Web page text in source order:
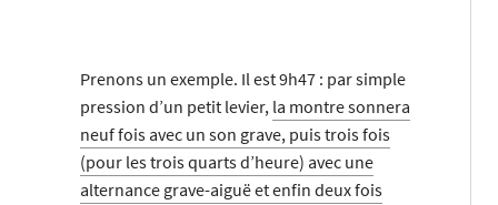
Prenons un exemple. Il est 9h47 : par simple
pression d’un petit levier, la montre sonnera
neuf fois avec un son grave, puis trois fois
(pour les trois quarts d’heure) avec une
alternance grave-aiguë et enfin deux fois